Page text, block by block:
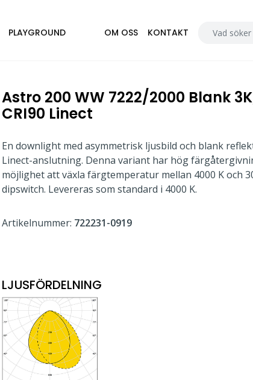
PLAYGROUND OM OSS KONTAKT
Astro 200 WW 7222/2000 Blank
CRI90 Linect
En downlight med asymmetrisk ljusbild och blank
Linect-anslutning. Denna variant har hög
möjlighet att växla färgtemperatur mellan 4000 K och
dipswitch. Levereras som standard i 4000 K.
Artikelnummer: 722231-0919
LJUSFÖRDELNING